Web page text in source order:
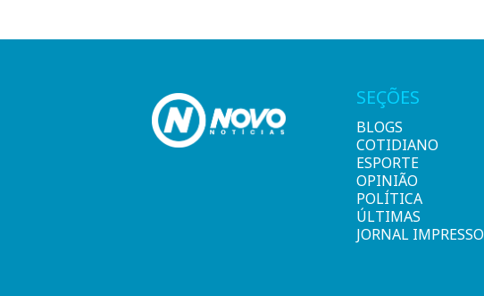
SEÇÕES
BLOGS
COTIDIANO
ESPORTE
OPINIÃO
POLÍTICA
ÚLTIMAS
JORNAL IMPRESSO